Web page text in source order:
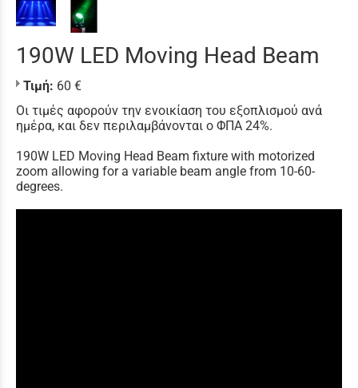
190W LED Moving Head Beam
Τιμή: 60 €
Οι τιμές αφορούν την ενοικίαση του εξοπλισμού ανά
ημέρα, και δεν περιλαμβάνονται ο ΦΠΑ 24%.
190W LED Moving Head Beam fixture with motorized
zoom allowing for a variable beam angle from 10-60-
degrees.